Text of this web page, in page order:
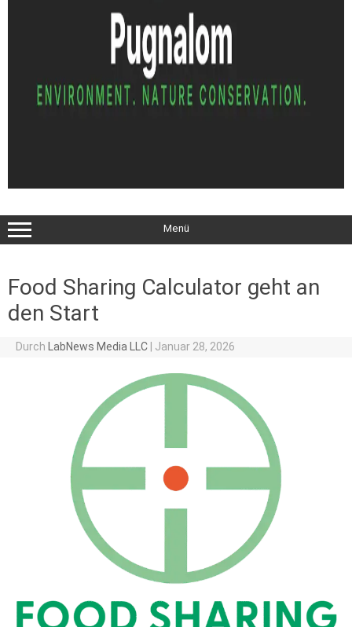
Menü
Food Sharing Calculator geht an
den Start
Durch LabNews Media LLC Januar 28, 2026